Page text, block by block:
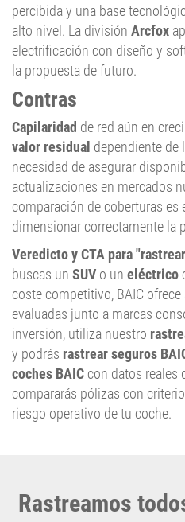
percibida y una base
alto nivel. La división Arcfox
electrificación con diseño y
la propuesta de futuro.
Contras
Capilaridad de red aún en
valor residual dependiente de
necesidad de asegurar
actualizaciones en mercados
comparación de coberturas es
dimensionar correctamente la
Veredicto y CTA para
buscas un SUV o un eléctrico
coste competitivo, BAIC
evaluadas junto a marcas
inversión, utiliza nuestro
y podrás rastrear seguros
coches BAIC con datos reales
compararás pólizas con
riesgo operativo de tu coche.
Rastreamos